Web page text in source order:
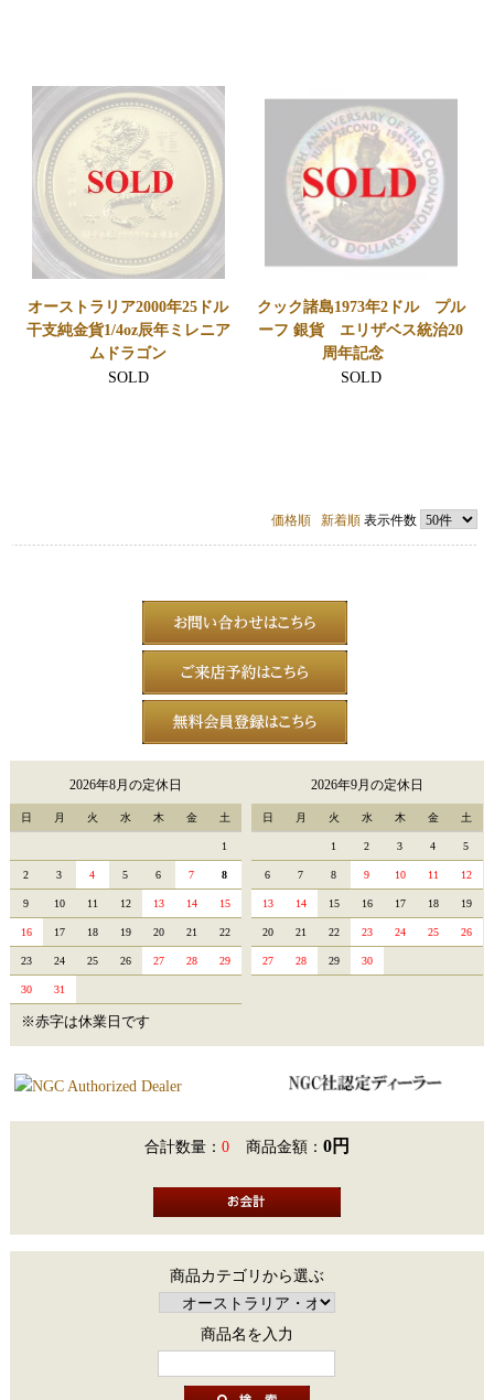
オーストラリア2000年25ドル
干支純金貨1/4oz辰年ミレニア
ムドラゴン
SOLD
クック諸島1973年2ドル プル
ーフ 銀貨 エリザベス統治20
周年記念
SOLD
価格順 新着順表示件数
2026年8月の定休日
日 月 火 水 木 金 土
1
2 3 4 5 6 7 8
9 10 11 12 13 14 15
16 17 18 19 20 21 22
23 24 25 26 27 28 29
30 31
2026年9月の定休日
日 月 火 水 木 金 土
1 2 3 4 5
6 7 8 9 10 11 12
13 14 15 16 17 18 19
20 21 22 23 24 25 26
27 28 29 30
※赤字は休業日です
合計数量： 0 商品金額： 0円
商品カテゴリから選ぶ
商品名を入力